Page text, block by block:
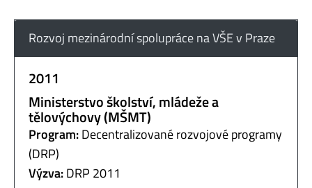
Rozvoj mezinárodní spolupráce na VŠE v Praze
2011
Ministerstvo školství, mládeže a
tělovýchovy (MŠMT)
Program:Decentralizované rozvojové programy
(DRP)
Výzva:DRP 2011